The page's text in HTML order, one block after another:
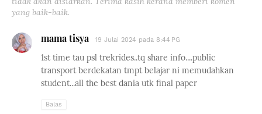
yang baik-baik.
mama tisya 19 Julai 2024 pada 8:44 PG
1st time tau psl trekrides..tq share info....public
transport berdekatan tmpt belajar ni memudahkan
student...all the best dania utk final paper
Balas